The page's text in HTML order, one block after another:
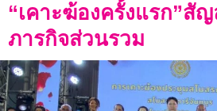
“เคาะฆ้องครั้งแรก”สั
ภารกิจส่วนรวม